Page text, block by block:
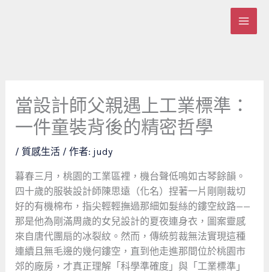
當設計師父親遇上工業標準：
一件童裝背後的精密哲學
/ 質感生活/ 作者: judy
暮春三月，桃園的工業區裡，機台聲低鳴如古琴餘韻。
四十歲的服裝設計師陳思遠（化名）捏著一片剛剛裁切
好的有機棉布，指尖輕輕撫過那細如髮絲的鏤空紋路——
那是他為剛滿周歲的女兒設計的夏夜連身衣，圖案靈感
來自唐代團扇的冰裂紋。然而，傳統剪裁無法實現這種
連續且無毛邊的幾何鏤空，直到他走進那間位於桃園市
郊的廠房，才真正理解「科學準確度」與「工業標準」